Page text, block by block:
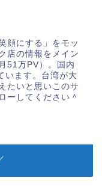
顔にする」をモッ
店の情報をメイン
51万PV）。国内
います。台湾が大
たいと思いこのサ
ーしてください＾